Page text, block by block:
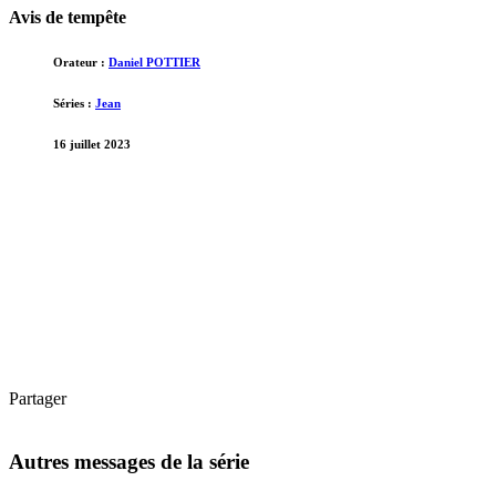
Avis de tempête
Orateur : Daniel POTTIER
Séries : Jean
16 juillet 2023
Partager
Autres messages de la série